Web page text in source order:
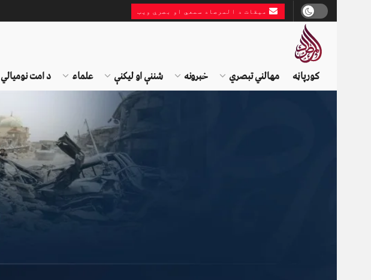
میقات د المرصاد سمعي او بصري ویب
کورپاڼه مهالني تبصري خبرونه شننې او لیکنې علماء د امت نومیالي